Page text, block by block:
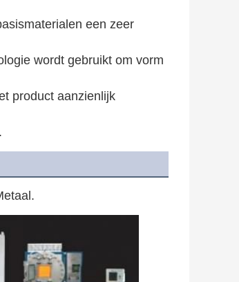
een zeer
wordt gebruikt om vorm
product aanzienlijk